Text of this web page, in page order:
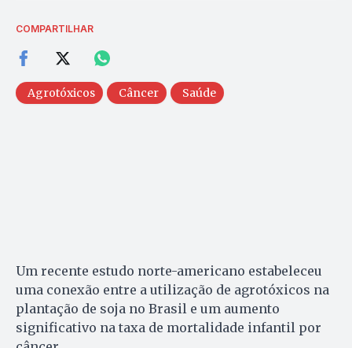
COMPARTILHAR
Agrotóxicos Câncer Saúde
Um recente estudo norte-americano estabeleceu
uma conexão entre a utilização de agrotóxicos na
plantação de soja no Brasil e um aumento
significativo na taxa de mortalidade infantil por